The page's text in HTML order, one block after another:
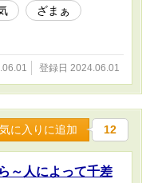
ざまぁ
登録日 2024.06.01
に入りに追加 12
～人によって千差